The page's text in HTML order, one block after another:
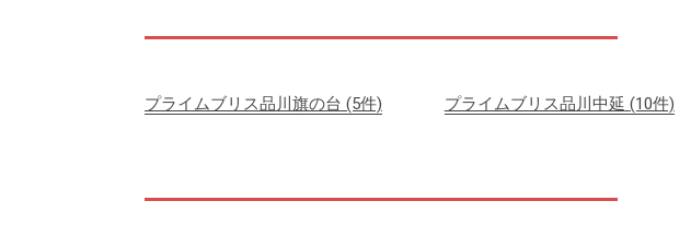
プライムブリス品川旗の台 (5件) プライムブリス品川中延 (10件)